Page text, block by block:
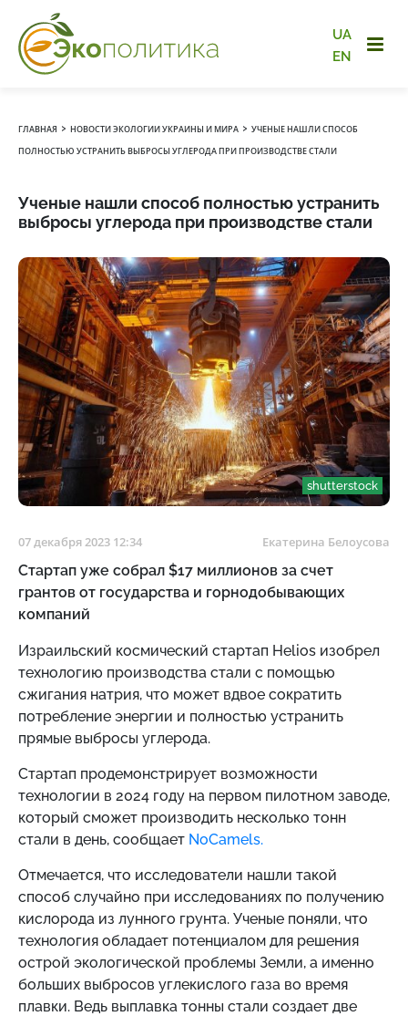
UA
EN
ГЛАВНАЯ › НОВОСТИ ЭКОЛОГИИ УКРАИНЫ И МИРА › УЧЕНЫЕ НАШЛИ СПОСОБ
ПОЛНОСТЬЮ УСТРАНИТЬ ВЫБРОСЫ УГЛЕРОДА ПРИ ПРОИЗВОДСТВЕ СТАЛИ
Ученые нашли способ полностью устранить
выбросы углерода при производстве стали
shutterstock
07 декабря 2023 12:34 Екатерина Белоусова
Стартап уже собрал $17 миллионов за счет
грантов от государства и горнодобывающих
компаний
Израильский космический стартап Helios изобрел
технологию производства стали с помощью
сжигания натрия, что может вдвое сократить
потребление энергии и полностью устранить
прямые выбросы углерода.
Стартап продемонстрирует возможности
технологии в 2024 году на первом пилотном заводе,
который сможет производить несколько тонн
стали в день, сообщает NoCamels.
Отмечается, что исследователи нашли такой
способ случайно при исследованиях по получению
кислорода из лунного грунта. Ученые поняли, что
технология обладает потенциалом для решения
острой экологической проблемы Земли, а именно
больших выбросов углекислого газа во время
плавки. Ведь выплавка тонны стали создает две